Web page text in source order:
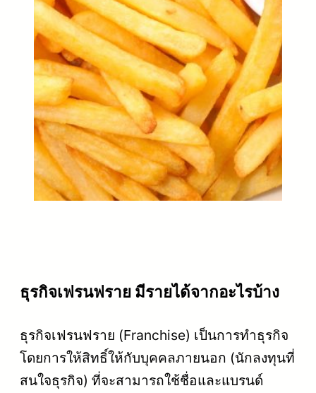
ธุรกิจเฟรนฟราย มีรายได้จากอะไรบ้าง
ธุรกิจเฟรนฟราย (Franchise) เป็นการทำธุรกิจ
โดยการให้สิทธิ์ให้กับบุคคลภายนอก (นักลงทุนที่
สนใจธุรกิจ) ที่จะสามารถใช้ชื่อและแบรนด์